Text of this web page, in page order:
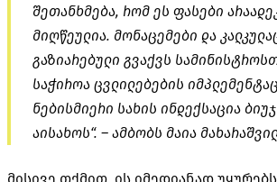
შეთანხმება, რომ ეს ფასები
მიღწეულია. მონაცემები და
გაზიარებული გვაქვს
საჭიროა ცვლილებების
ნებისმიერი სახის ინდექსაცია
აისახოს“. – ამბობს მაია
მისივე თქმით, ის იმედიანად უყურებს